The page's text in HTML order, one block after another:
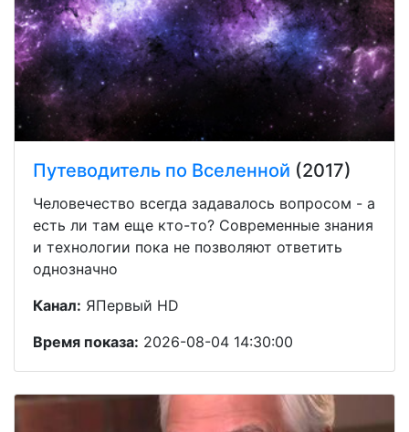
Путеводитель по Вселенной (2017)
Человечество всегда задавалось вопросом - а
есть ли там еще кто-то? Современные знания
и технологии пока не позволяют ответить
однозначно
Канал: ЯПервый HD
Время показа: 2026-08-04 14:30:00